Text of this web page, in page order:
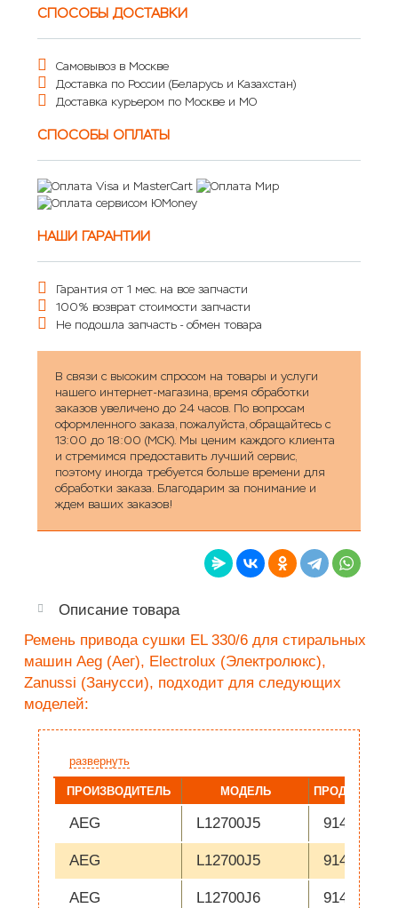
СПОСОБЫ ДОСТАВКИ
Самовывоз в Москве
Доставка по России (Беларусь и Казахстан)
Доставка курьером по Москве и МО
СПОСОБЫ ОПЛАТЫ
НАШИ ГАРАНТИИ
Гарантия от 1 мес. на все запчасти
100% возврат стоимости запчасти
Не подошла запчасть - обмен товара
В связи с высоким спросом на товары и услуги
нашего интернет-магазина, время обработки
заказов увеличено до 24 часов. По вопросам
оформленного заказа, пожалуйста, обращайтесь с
13:00 до 18:00 (МСК). Мы ценим каждого клиента
и стремимся предоставить лучший сервис,
поэтому иногда требуется больше времени для
обработки заказа. Благодарим за понимание и
ждем ваших заказов!
Описание товара
Ремень привода сушки EL 330/6 для стиральных
машин Aeg (Аег), Electrolux (Электролюкс),
Zanussi (Занусси), подходит для следующих
моделей:
развернуть
ПРОИЗВОДИТЕЛЬ МОДЕЛЬ
AEG L12700J5 914602900
AEG L12700J5 914602906
AEG L12700J6 914602901